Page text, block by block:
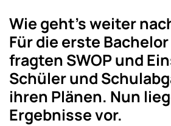
Wie geht’s weiter
Für die erste
fragten SWOP und
Schüler und
ihren Plänen. Nun
Ergebnisse vor.